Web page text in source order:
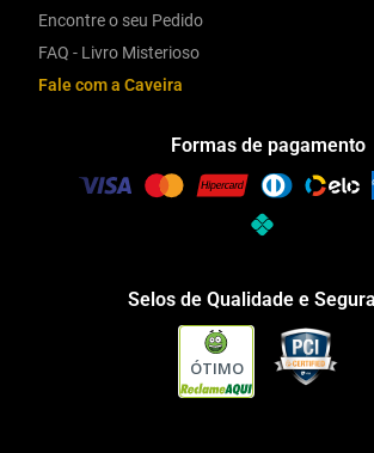
Encontre o seu Pedido
FAQ - Livro Misterioso
Fale com a Caveira
Formas de pagamento
Selos de Qualidade e
ÓTIMO